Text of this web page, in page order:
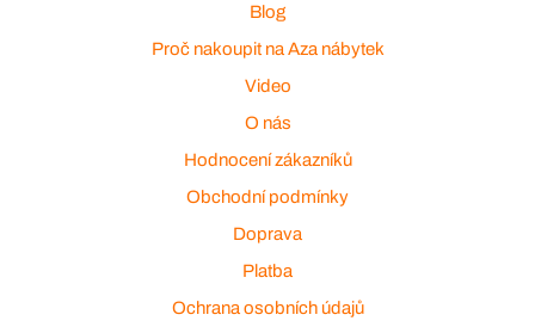
Blog
Proč nakoupit na Aza nábytek
Video
O nás
Hodnocení zákazníků
Obchodní podmínky
Doprava
Platba
Ochrana osobních údajů